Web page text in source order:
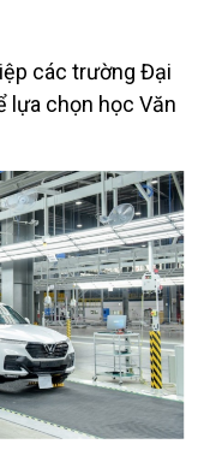
các trường Đại
lựa chọn học Văn